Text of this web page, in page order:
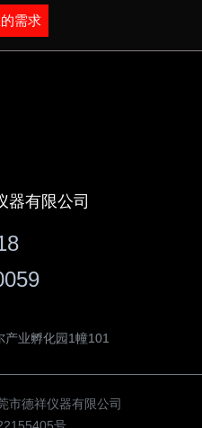
需求
器有限公司
产业孵化园1幢101
市德祥仪器有限公司